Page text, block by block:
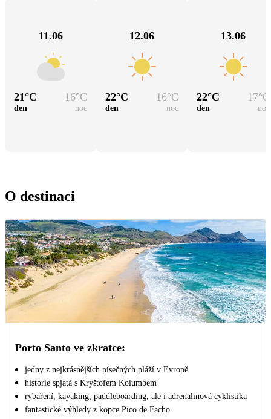
11.06
21°C 16°C
den noc
12.06
22°C 16°C
den noc
13.06
22°C 17°C
den noc
O destinaci
Porto Santo ve zkratce:
jedny z nejkrásnějších písečných pláží v Evropě
historie spjatá s Kryštofem Kolumbem
rybaření, kayaking, paddleboarding, ale i adrenalinová cyklistika
fantastické výhledy z kopce Pico de Facho